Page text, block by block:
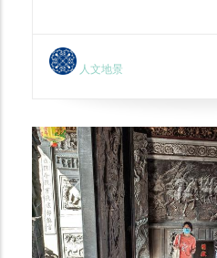
為課程主軸，結合三峽
資源，也發展從理解到
並結合產業文創及國際
語文創茶包袋的創作
際。
人文地景